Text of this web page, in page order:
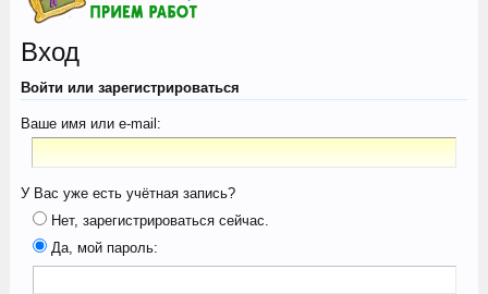
Вход
Войти или зарегистрироваться
Ваше имя или e-mail:
У Вас уже есть учётная запись?
Нет, зарегистрироваться сейчас.
Да, мой пароль: